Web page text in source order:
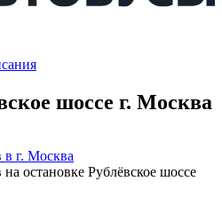
шоссе г. Москва
в г. Москва
остановке Рублёвское шоссе